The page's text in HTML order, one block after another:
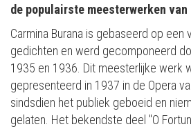
de populairste meesterwerken van
Carmina Burana is gebaseerd op een
gedichten en werd gecomponeerd
1935 en 1936. Dit meesterlijke werk
gepresenteerd in 1937 in de Opera
sindsdien het publiek geboeid en
gelaten. Het bekendste deel "O